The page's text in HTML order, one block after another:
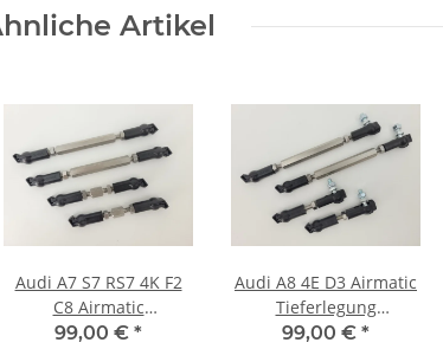
Artikel
Audi A7 S7 RS7 4K F2
C8 Airmatic
Tieferlegung
99,00 € *
Audi A8 4E D3 Airmatic
Tieferlegung
Luftfahrwerk ASS
99,00 € *